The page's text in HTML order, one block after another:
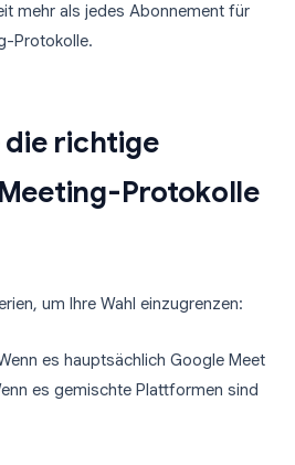
mehr als jedes Abonnement für
Protokolle.
die richtige
Protokolle
um Ihre Wahl einzugrenzen:
es hauptsächlich Google Meet
es gemischte Plattformen sind